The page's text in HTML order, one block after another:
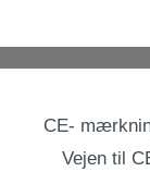
CE-
Vejen til